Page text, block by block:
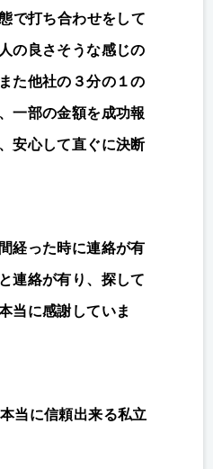
で打ち合わせをして
の良さそうな感じの
た他社の３分の１の
一部の金額を成功報
安心して直ぐに決断
経った時に連絡が有
連絡が有り、探して
当に感謝していま
当に信頼出来る私立